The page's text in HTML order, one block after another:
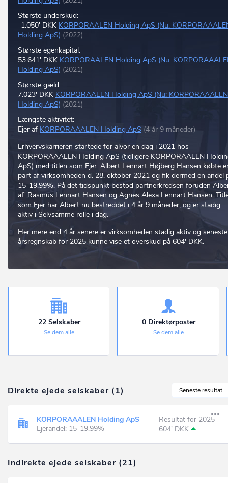
Største underskud:
-1.050' DKK KORPORAALEN Holding ApS (Nu:
Holding ApS) (2022)
Største egenkapital:
53.641' DKK KORPORAALEN Holding ApS (Nu:
Holding ApS) (2021)
Største gæld:
7.023' DKK KORPORAALEN Holding ApS (Nu: KORPORAAALEN
Holding ApS) (2021)
Længste aktivitet:
Ejer af KORPORAAALEN Holding ApS (4 år 9 måneder)
Erhvervskarrieren startede for alvor en dag i 2021 hos
KORPORAAALEN Holding ApS (tidligere KORPORAALEN
ApS) med titlen som Ejer. Albert Lennart Højberg Hansen købte
part af virksomheden d. 28. oktober 2021 og fik dermed en andel
15-19.99%. På det tidspunkt bestod partnerkredsen foruden
af: Rasmus Lennart Hansen og Agnes Alexa Lennart Hansen.
som Ejer har Albert nu bestreddet i 4 år 9 måneder, og er stadig
aktiv i Selvsamme rolle i dag.
Her mere end 4 år senere er virksomheden stadig aktiv og seneste
årsregnskab for 2025 kunne vise et overskud på 604' DKK.
22 Selskaber
Se dem alle
0 Direktørposter
Se dem alle
Seneste resultat
Direkte ejede selskaber (1)
KORPORAAALEN Holding ApS
Ejerandel: 15-19.99%
Resultat for 2025
604' DKK
Indirekte ejede selskaber (21)